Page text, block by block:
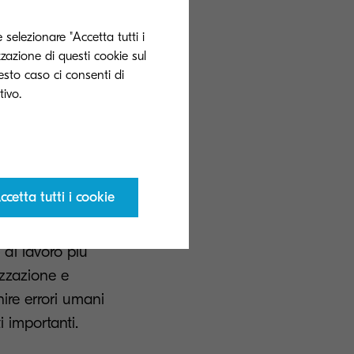
digitali,
ne
individuare
diventa
e
di lavoro più
e
errori umani
importanti.
selezionare "Accetta tutti i
di questi cookie sul
caso ci consenti di
inserire solo i cookie necessari per la corretta visualizzazione del nostro sito web sul tuo dispositivo.
tutti i cookie